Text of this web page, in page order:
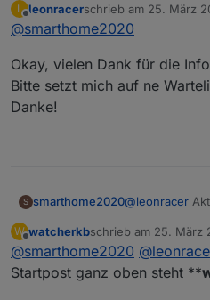
4 Wochen
Waren werden
der normalen
dauern. Ich
einen Stick
L
Offline
leonracerschrieb am 25. März
zuletzt editiert von
@smarthome2020
Okay, vielen Dank für die
Bitte setzt mich auf ne
Danke!
S smarthome2020@leonracer
4 Wochen
Waren
gesendet, weil
W
Offline
watcherkbschrieb am 25. März
zuletzt editiert von
@smarthome2020 @
Startpost ganz oben steht **